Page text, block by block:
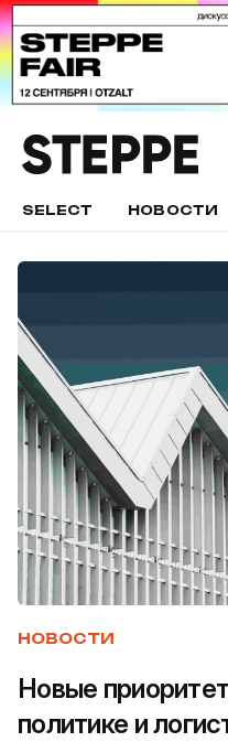
SELECT НОВОСТИ
НОВОСТИ
Новые
политике и